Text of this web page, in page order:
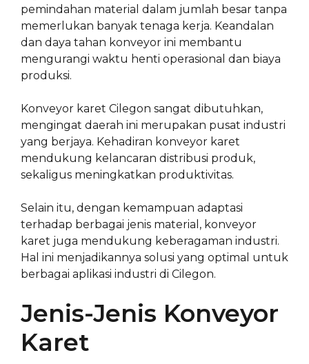
pemindahan material dalam jumlah besar tanpa
memerlukan banyak tenaga kerja. Keandalan
dan daya tahan konveyor ini membantu
mengurangi waktu henti operasional dan biaya
produksi.
Konveyor karet Cilegon sangat dibutuhkan,
mengingat daerah ini merupakan pusat industri
yang berjaya. Kehadiran konveyor karet
mendukung kelancaran distribusi produk,
sekaligus meningkatkan produktivitas.
Selain itu, dengan kemampuan adaptasi
terhadap berbagai jenis material, konveyor
karet juga mendukung keberagaman industri.
Hal ini menjadikannya solusi yang optimal untuk
berbagai aplikasi industri di Cilegon.
Jenis-Jenis Konveyor
Karet